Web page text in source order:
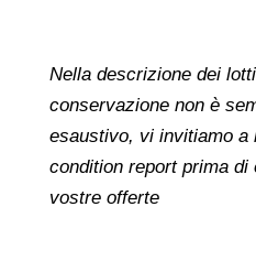
Nella descrizione dei
conservazione non è
esaustivo, vi invitiamo a
condition report prima di
vostre offerte